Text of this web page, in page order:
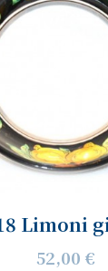
Limoni
52,00 €